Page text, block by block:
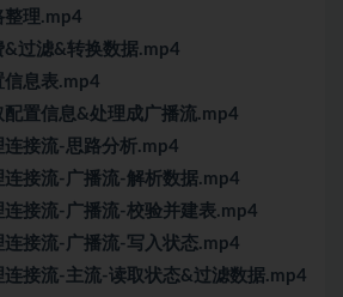
理.mp4
过滤&转换数据.mp4
息表.mp4
置信息&处理成广播流.mp4
接流-思路分析.mp4
接流-广播流-解析数据.mp4
接流-广播流-校验并建表.mp4
接流-广播流-写入状态.mp4
接流-主流-读取状态&过滤数据.mp4